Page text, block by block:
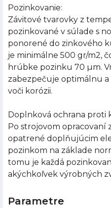
Pozinkovanie:
Závitové tvarovky z
pozinkované v súlade s
ponorené do zinkového
je minimálne 500 gr/m2,
hrúbke pozinku 70 µm.
zabezpečuje optimálnu
voči korózii.
Doplnková ochrana proti
Po strojovom opracovaní
opatrené doplňujúcim
pozinkom na základe
tomu je každá
akýchkoľvek výrobných
Parametre